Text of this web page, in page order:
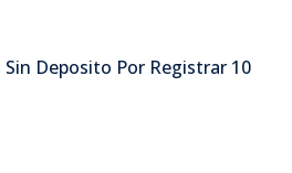
Sin Deposito Por Registrar 10